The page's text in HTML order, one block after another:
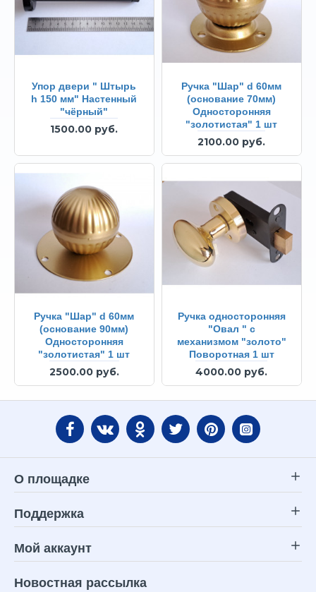
Упор двери " Штырь
h 150 мм" Настенный
"чёрный"
1500.00 руб.
Ручка "Шар" d 60мм
(основание 70мм)
Односторонняя
"золотистая" 1 шт
2100.00 руб.
Ручка "Шар" d 60мм
(основание 90мм)
Односторонняя
"золотистая" 1 шт
2500.00 руб.
Ручка односторонняя
"Овал " с
механизмом "золото"
Поворотная 1 шт
4000.00 руб.
О площадке
Поддержка
Мой аккаунт
Новостная рассылка